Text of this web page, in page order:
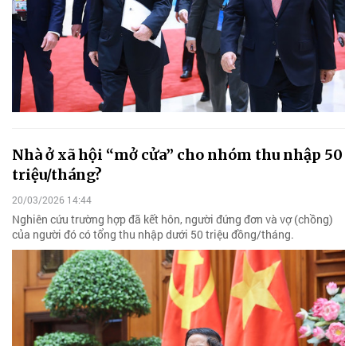
Nhà ở xã hội “mở cửa” cho nhóm thu nhập 50
triệu/tháng?
20/03/2026 14:44
Nghiên cứu trường hợp đã kết hôn, người đứng đơn và vợ (chồng)
của người đó có tổng thu nhập dưới 50 triệu đồng/tháng.